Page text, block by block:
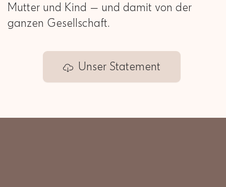
Mutter und Kind — und damit von der
ganzen Gesellschaft.
Unser Statement